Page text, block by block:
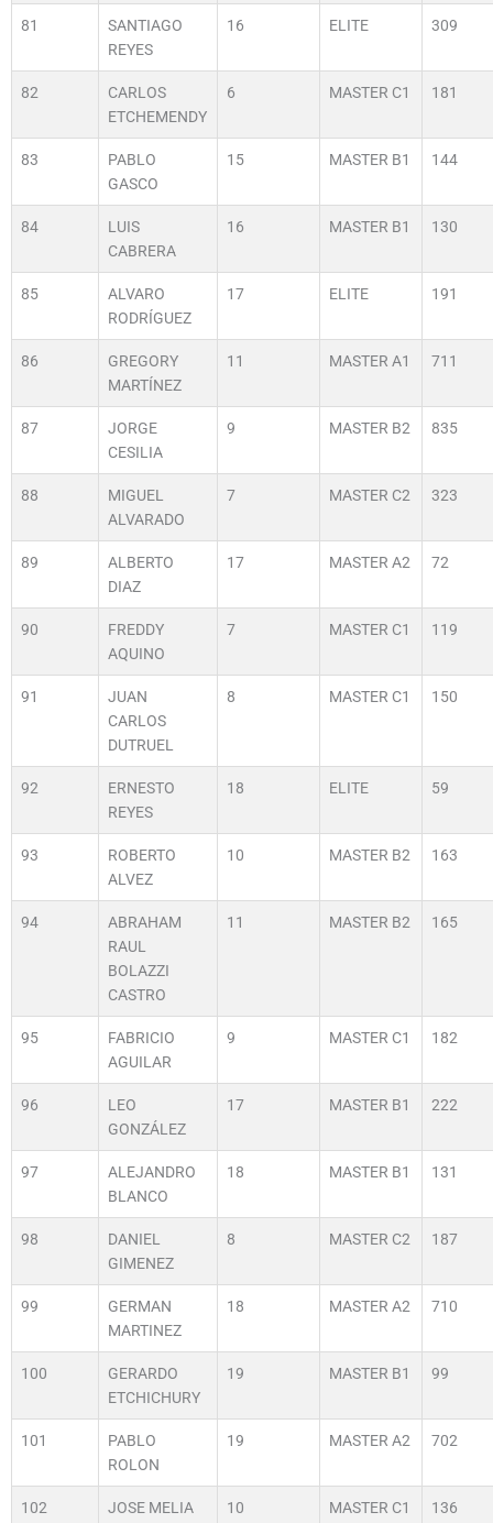
81
SANTIAGO
REYES
16 ELITE 309
82
CARLOS
ETCHEMENDY
6 MASTER C1 181
83
PABLO
GASCO
15 MASTER B1 144
84
LUIS
CABRERA
16 MASTER B1 130
85
ALVARO
RODRÍGUEZ
17 ELITE 191
86
GREGORY
MARTÍNEZ
11 MASTER A1 711
87
JORGE
CESILIA
9 MASTER B2 835
88
MIGUEL
ALVARADO
7 MASTER C2 323
89
ALBERTO
DIAZ
17 MASTER A2 72
90
FREDDY
AQUINO
7 MASTER C1 119
91
JUAN
CARLOS
DUTRUEL
8 MASTER C1 150
92
ERNESTO
REYES
18 ELITE 59
93
ROBERTO
ALVEZ
10 MASTER B2 163
94
ABRAHAM
RAUL
BOLAZZI
CASTRO
11 MASTER B2 165
95
FABRICIO
AGUILAR
9 MASTER C1 182
96
LEO
GONZÁLEZ
17 MASTER B1 222
97
ALEJANDRO
BLANCO
18 MASTER B1 131
98
DANIEL
GIMENEZ
8 MASTER C2 187
99
GERMAN
MARTINEZ
18 MASTER A2 710
100
GERARDO
ETCHICHURY
19 MASTER B1 99
101
PABLO
ROLON
19 MASTER A2 702
102 JOSE MELIA 10 MASTER C1 136